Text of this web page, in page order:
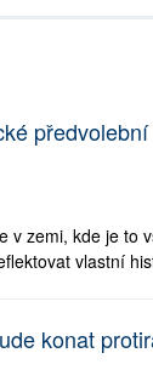
zemi, kde je to
vlastní
konat